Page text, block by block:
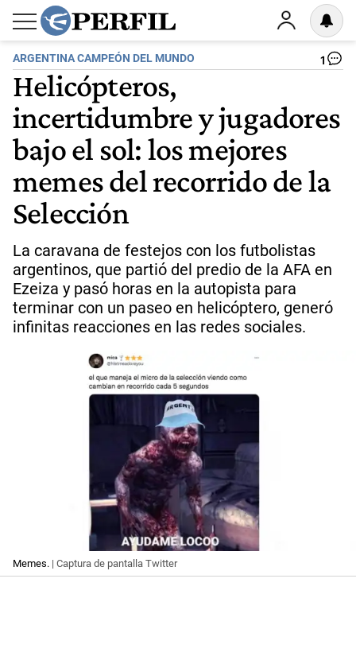
ARGENTINA CAMPEÓN DEL MUNDO 1
Helicópteros,
incertidumbre y jugadores
bajo el sol: los mejores
memes del recorrido de la
Selección
La caravana de festejos con los futbolistas
argentinos, que partió del predio de la AFA en
Ezeiza y pasó horas en la autopista para
terminar con un paseo en helicóptero, generó
infinitas reacciones en las redes sociales.
Memes. | Captura de pantalla Twitter